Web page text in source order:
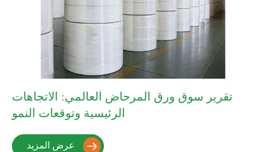
تقرير سوق ورق المرحاض العالمي: الاتجاهات
الرئيسية وتوقعات النمو
